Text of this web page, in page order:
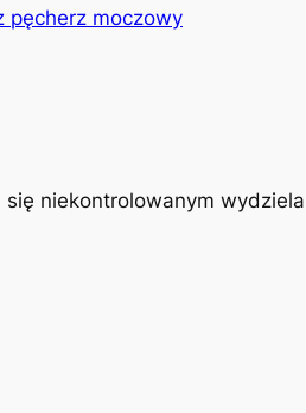
niekontrolowanym